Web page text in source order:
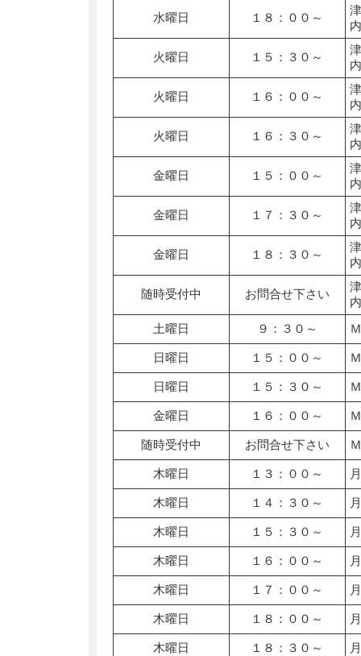
水曜日 １８：００～
火曜日 １５：３０～
火曜日 １６：００～
火曜日 １６：３０～
金曜日 １５：００～
金曜日 １７：３０～
金曜日 １８：３０～
随時受付中 お問合せ下さい
土曜日
９：３０～
日曜日 １５：００～
日曜日 １５：３０～
金曜日 １６：００～
随時受付中 お問合せ下さい
木曜日 １３：００～
木曜日 １４：３０～
木曜日 １５：３０～
木曜日 １６：００～
木曜日 １７：００～
木曜日 １８：００～
木曜日 １８：３０～